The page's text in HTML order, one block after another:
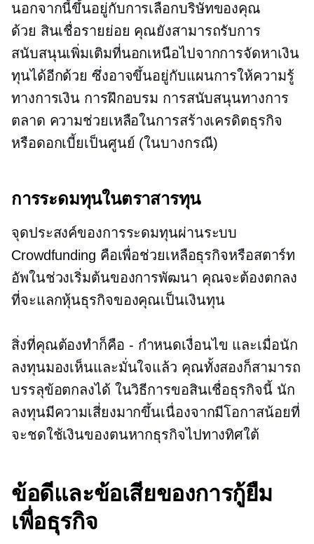
นอกจากนี้ขึ้นอยู่กับการเลือกบริษัทของคุณ
ด้วย สินเชื่อรายย่อย คุณยังสามารถรับการ
สนับสนุนเพิ่มเติมที่นอกเหนือไปจากการจัดหาเงิน
ทุนได้อีกด้วย ซึ่งอาจขึ้นอยู่กับแผนการให้ความรู้
ทางการเงิน การฝึกอบรม การสนับสนุนทางการ
ตลาด ความช่วยเหลือในการสร้างเครดิตธุรกิจ
หรือดอกเบี้ยเป็นศูนย์ (ในบางกรณี)
การระดมทุนในตราสารทุน
จุดประสงค์ของการระดมทุนผ่านระบบ
Crowdfunding คือเพื่อช่วยเหลือธุรกิจหรือสตาร์ท
อัพในช่วงเริ่มต้นของการพัฒนา คุณจะต้องตกลง
ที่จะแลกหุ้นธุรกิจของคุณเป็นเงินทุน
สิ่งที่คุณต้องทำก็คือ - กำหนดเงื่อนไข และเมื่อนัก
ลงทุนมองเห็นและมั่นใจแล้ว คุณทั้งสองก็สามารถ
บรรลุข้อตกลงได้ ในวิธีการขอสินเชื่อธุรกิจนี้ นัก
ลงทุนมีความเสี่ยงมากขึ้นเนื่องจากมีโอกาสน้อยที่
จะชดใช้เงินของตนหากธุรกิจไปทางทิศใต้
ข้อดีและข้อเสียของการกู้ยืม
เพื่อธุรกิจ